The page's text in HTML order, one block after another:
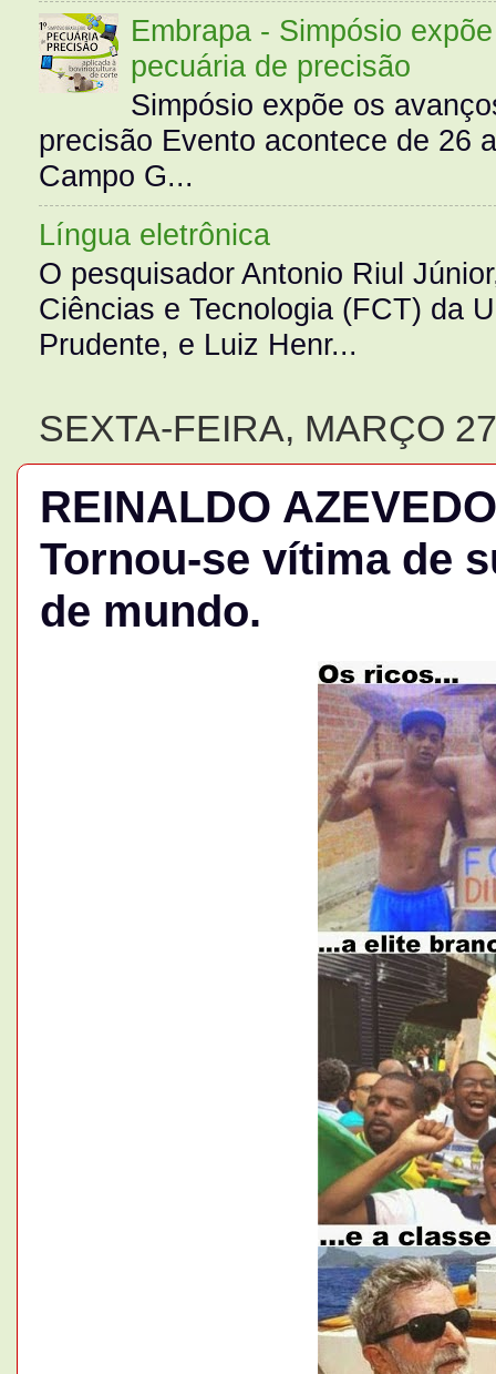
Embrapa - Simpósio
pecuária de precisão
Simpósio expõe os
precisão Evento acontece de 26
Campo G...
Língua eletrônica
O pesquisador Antonio Riul
Ciências e Tecnologia (FCT) da
Prudente, e Luiz Henr...
SEXTA-FEIRA, MARÇO
REINALDO
Tornou-se vítima de
de mundo.